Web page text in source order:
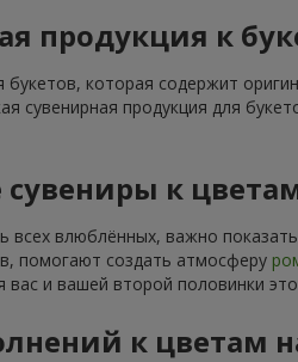
продукция к
которая содержит
сувенирная продукция для
к
всех влюблённых, важно
помогают создать атмосферу
и вашей второй половинки
к цветам